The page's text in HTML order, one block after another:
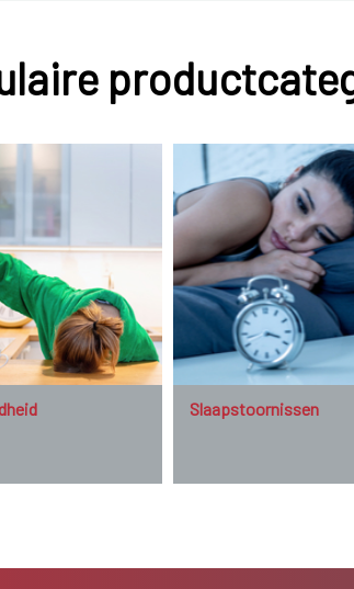
Slaapstoornissen